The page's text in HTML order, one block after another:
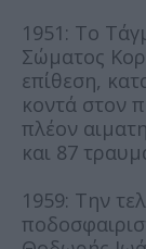
1951: Το
Σώματος
επίθεση,
κοντά στον
πλέον
και 87
1959: Την